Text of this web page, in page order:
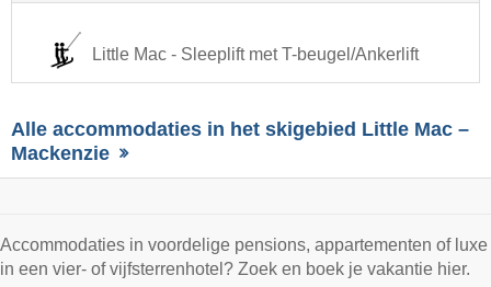
Little Mac - Sleeplift met T-beugel/Ankerlift
Alle accommodaties in het skigebied Little Mac –
Mackenzie
Accommodaties in voordelige pensions, appartementen of luxe
in een vier- of vijfsterrenhotel? Zoek en boek je vakantie hier.